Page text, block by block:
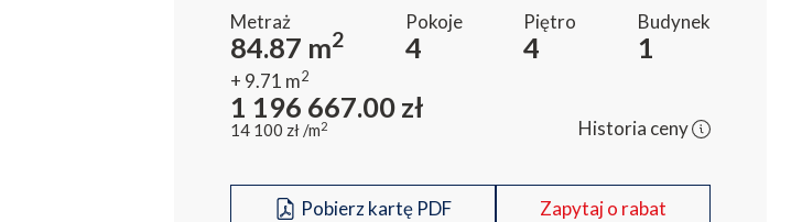
Metraż
84.87 m2
+ 9.71 m2
Pokoje
4
Piętro
4
Budynek
1
1 196 667.00 zł
14 100 zł/m2 Historia ceny
Pobierz kartę PDF Zapytaj o rabat